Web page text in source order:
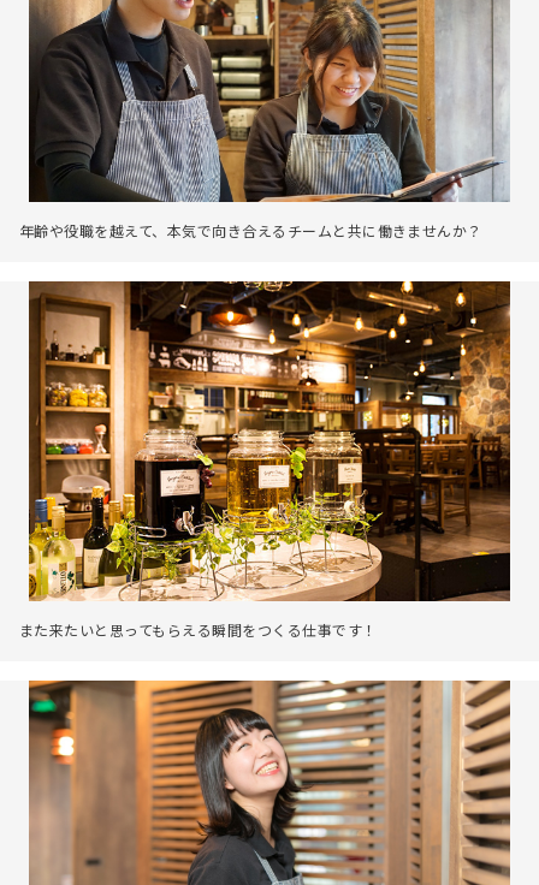
年齢や役職を越えて、本気で向き合えるチームと共に働きませんか？
また来たいと思ってもらえる瞬間をつくる仕事です！